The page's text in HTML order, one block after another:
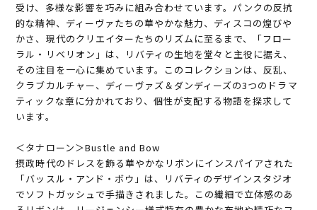
受け、多様な影響を巧みに組み合わせています。パンクの反抗
的な精神、ディーヴァたちの華やかな魅力、ディスコの煌びや
かさ、現代のクリエイターたちのリズムに至るまで、「フロー
ラル・リベリオン」は、リバティの生地を堂々と主役に据え、
その注目を一心に集めています。このコレクションは、反乱、
クラブカルチャー、ディーヴァズ＆ダンディーズの3つのドラマ
ティックな章に分かれており、個性が支配する物語を探求して
います。
＜タナローン＞Bustle and Bow
摂政時代のドレスを飾る華やかなリボンにインスパイアされた
「バッスル・アンド・ボウ」は、リバティのデザインスタジオ
でソフトガッシュで手描きされました。この繊細で立体感のあ